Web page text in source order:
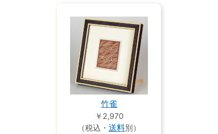
竹雀
￥2,970
（税込・ 送料別）